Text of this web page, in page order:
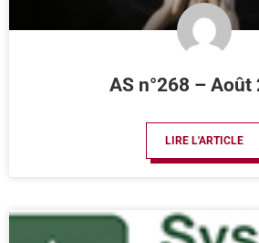
AS n°268 – Août
LIRE L'ARTICLE